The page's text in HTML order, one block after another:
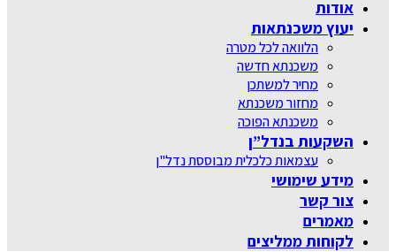
אודות
יעוץ משכנתאות
הלוואה לכל מטרה
משכנתא חדשה
מחיר למשתכן
מחזור משכנתא
משכנתא הפוכה
השקעות בנדל”ן
עצמאות כלכלית מבוססת נדל"ן
מידע שימושי
צור קשר
מאמרים
לקוחות ממליצים